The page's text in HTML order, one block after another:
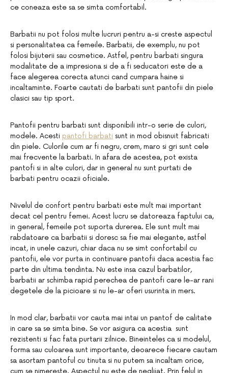
ce coneaza este sa se simta comfortabil.
Barbatii nu pot folosi multe lucruri pentru a-si creste aspectul
si personalitatea ca femeile. Barbatii, de exemplu, nu pot
folosi bijuterii sau cosmetice. Astfel, pentru barbati singura
modalitate de a impresiona si de a fi seducatori este de a
face alegerea corecta atunci cand cumpara haine si
incaltaminte. Foarte cautati de barbati sunt pantofii din piele
clasici sau tip sport.
Pantofii pentru barbati sunt disponibili intr-o serie de culori,
modele. Acesti pantofi barbati sunt in mod obisnuit fabricati
din piele. Culorile cum ar fi negru, crem, maro si gri sunt cele
mai frecvente la barbati. In afara de acestea, pot exista
pantofi si in alte culori, dar in general nu sunt purtati de
barbati pentru ocazii oficiale.
Nivelul de confort pentru barbati este mult mai important
decat cel pentru femei. Acest lucru se datoreaza faptului ca,
in general, femeile pot suporta durerea. Ele sunt mult mai
rabdatoare ca barbatii si doresc sa fie mai elegante, astfel
incat, in unele cazuri, chiar daca nu se simt confortabil cu
pantofii, ele vor purta in continuare pantofii daca acestia fac
parte din ultima tendinta. Nu este insa cazul barbatilor,
barbatii ar schimba rapid perechea de pantofi care le-ar rani
degetele de la picioare si nu le-ar oferi usurinta in mers.
In mod clar, barbatii vor cauta mai intai un pantof de calitate
in care sa se simta bine. Se vor asigura ca acestia sunt
rezistenti si fac fata purtarii zilnice. Bineinteles ca si modelul,
forma sau culoarea sunt importante, deoarece fiecare cautam
sa asortam pantoful cu tinuta si nu putem sa incaltam orice,